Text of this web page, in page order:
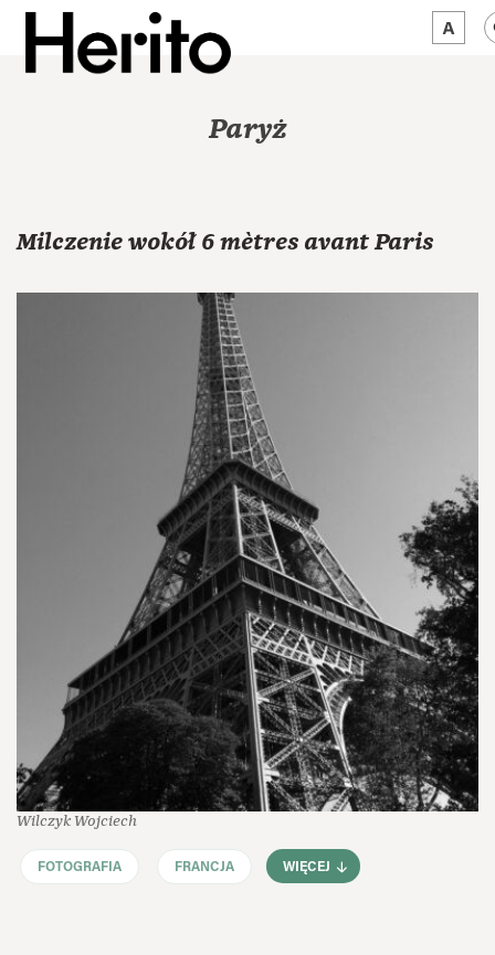
JĘZYK: PL
Paryż
Milczenie wokół 6 mètres avant Paris
Wilczyk Wojciech
FOTOGRAFIA FRANCJA WIĘCEJ